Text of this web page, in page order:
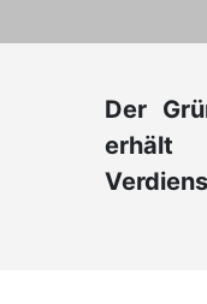
Der
erhält